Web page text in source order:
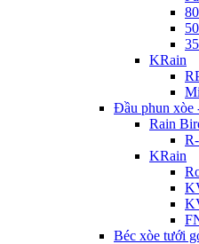
KRain
Đầu phun xòe
Rain
KRain
Béc xòe tưới